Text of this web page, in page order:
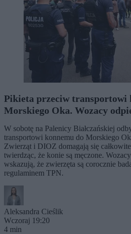
Pikieta przeciw transportowi
Morskiego Oka. Wozacy
W sobotę na Palenicy Białczańskiej
transportowi konnemu do Morskiego
Zwierząt i DIOZ domagają się
twierdząc, że konie są męczone.
wskazują, że zwierzęta są corocznie
regulaminem TPN.
Aleksandra Cieślik
Wczoraj 19:20
4 min